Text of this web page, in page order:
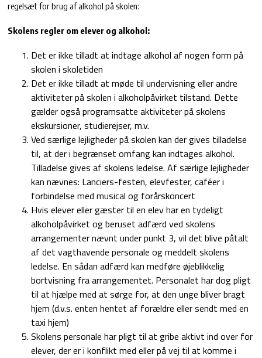
regelsæt for brug af alkohol på skolen:
Skolens regler om elever og alkohol:
Det er ikke tilladt at indtage alkohol af nogen form på
skolen i skoletiden
Det er ikke tilladt at møde til undervisning eller andre
aktiviteter på skolen i alkoholpåvirket tilstand. Dette
gælder også programsatte aktiviteter på skolens
ekskursioner, studierejser, m.v.
Ved særlige lejligheder på skolen kan der gives tilladelse
til, at der i begrænset omfang kan indtages alkohol.
Tilladelse gives af skolens ledelse. Af særlige lejligheder
kan nævnes: Lanciers-festen, elevfester, caféer i
forbindelse med musical og forårskoncert
Hvis elever eller gæster til en elev har en tydeligt
alkoholpåvirket og beruset adfærd ved skolens
arrangementer nævnt under punkt 3, vil det blive påtalt
af det vagthavende personale og meddelt skolens
ledelse. En sådan adfærd kan medføre øjeblikkelig
bortvisning fra arrangementet. Personalet har dog pligt
til at hjælpe med at sørge for, at den unge bliver bragt
hjem (d.v.s. enten hentet af forældre eller sendt med en
taxi hjem)
Skolens personale har pligt til at gribe aktivt ind over for
elever, der er i konflikt med eller på vej til at komme i